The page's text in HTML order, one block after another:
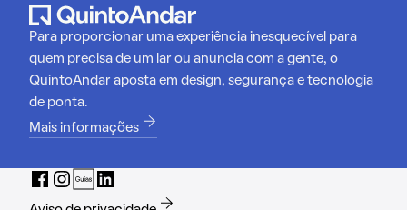
Para proporcionar uma experiência inesquecível para
quem precisa de um lar ou anuncia com a gente, o
QuintoAndar aposta em design, segurança e tecnologia
de ponta.
Mais informações